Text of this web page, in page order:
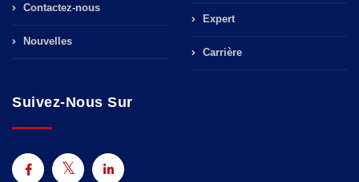
Contactez-nous
Nouvelles
Expert
Carrière
Suivez-Nous Sur